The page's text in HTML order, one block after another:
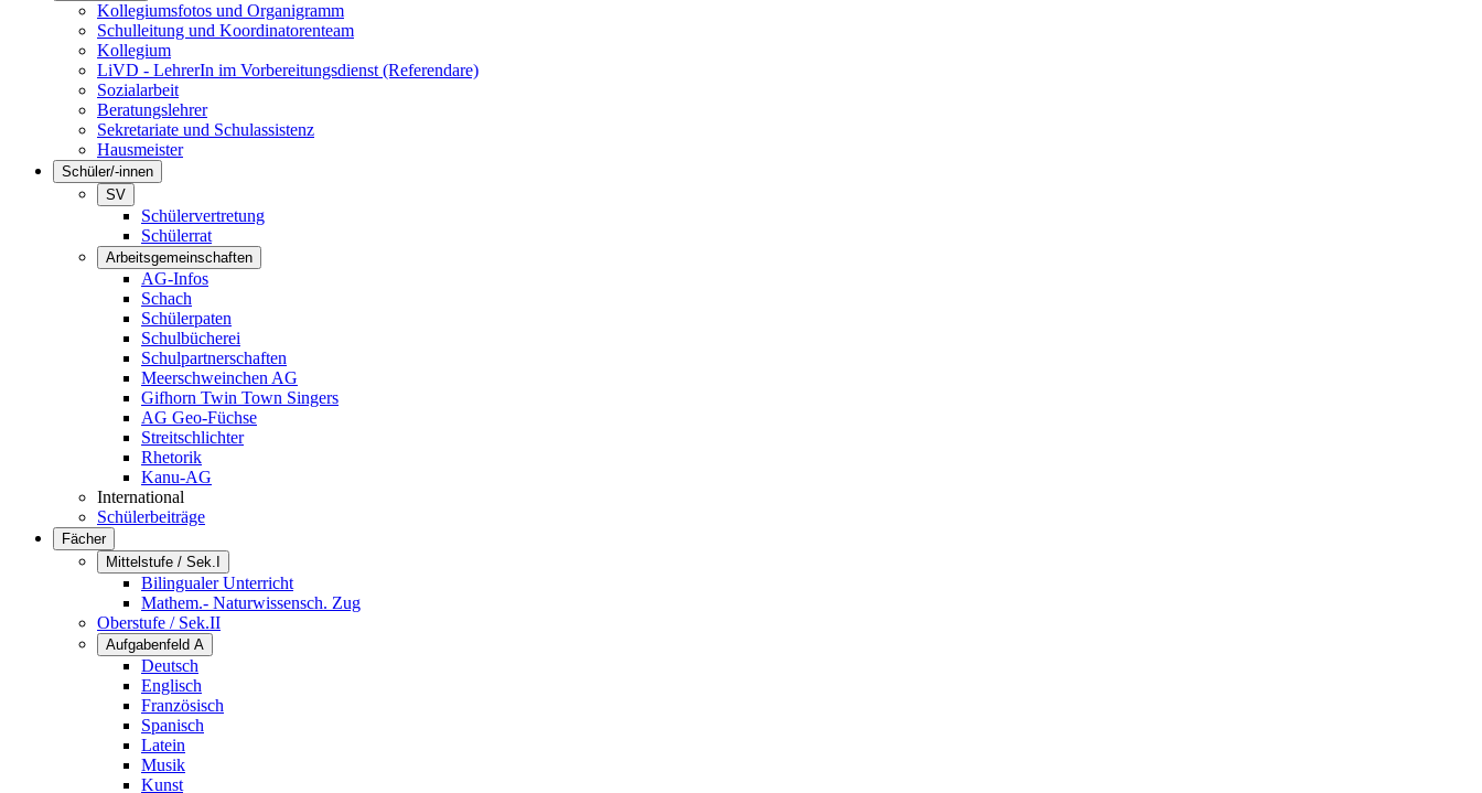
Kollegiumsfotos und Organigramm
Schulleitung und Koordinatorenteam
Kollegium
LiVD - LehrerIn im Vorbereitungsdienst (Referendare)
Sozialarbeit
Beratungslehrer
Sekretariate und Schulassistenz
Hausmeister
Schüler/-innen
SV
Schülervertretung
Schülerrat
Arbeitsgemeinschaften
AG-Infos
Schach
Schülerpaten
Schulbücherei
Schulpartnerschaften
Meerschweinchen AG
Gifhorn Twin Town Singers
AG Geo-Füchse
Streitschlichter
Rhetorik
Kanu-AG
International
Schülerbeiträge
Fächer
Mittelstufe / Sek.I
Bilingualer Unterricht
Mathem.- Naturwissensch. Zug
Oberstufe / Sek.II
Aufgabenfeld A
Deutsch
Englisch
Französisch
Spanisch
Latein
Musik
Kunst